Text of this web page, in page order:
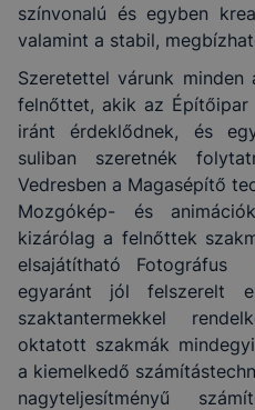
színvonalú és egyben
valamint a stabil,
Szeretettel várunk
felnőttet, akik az
iránt érdeklődnek, és
suliban szeretnék
Vedresben a Magasépítő
Mozgókép- és
kizárólag a felnőttek
elsajátítható Fotográfus
egyaránt jól felszerelt
szaktantermekkel
oktatott szakmák
a kiemelkedő
nagyteljesítményű